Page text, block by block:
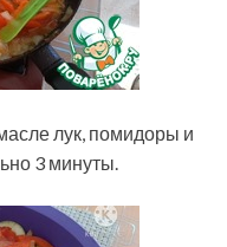
лук, помидоры и
3 минуты.